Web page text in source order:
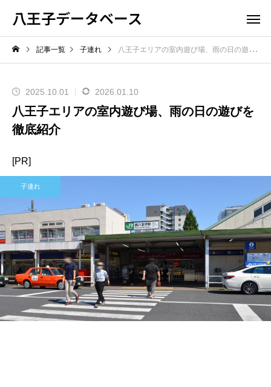
八王子データベース
記事一覧 子連れ 八王子エリアの室内遊び場、雨の日の遊びを徹底紹介
2025.10.01 2026.01.10
八王子エリアの室内遊び場、雨の日の遊びを
徹底紹介
[PR]
子連れ